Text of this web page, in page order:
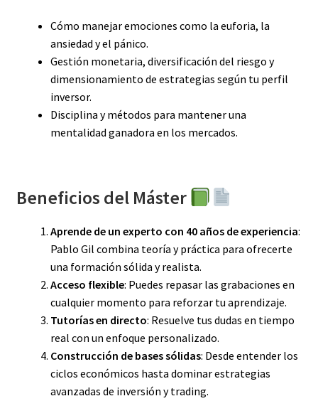
Cómo manejar emociones como la euforia, la
ansiedad y el pánico.
Gestión monetaria, diversificación del riesgo y
dimensionamiento de estrategias según tu perfil
inversor.
Disciplina y métodos para mantener una
mentalidad ganadora en los mercados.
Beneficios del Máster
Aprende de un experto con 40 años de experiencia:
Pablo Gil combina teoría y práctica para ofrecerte
una formación sólida y realista.
Acceso flexible: Puedes repasar las grabaciones en
cualquier momento para reforzar tu aprendizaje.
Tutorías en directo: Resuelve tus dudas en tiempo
real con un enfoque personalizado.
Construcción de bases sólidas: Desde entender los
ciclos económicos hasta dominar estrategias
avanzadas de inversión y trading.